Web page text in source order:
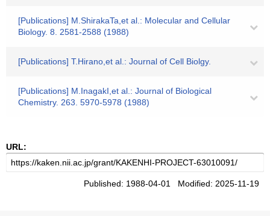
[Publications] M.ShirakaTa,et al.: Molecular and Cellular
Biology. 8. 2581-2588 (1988)
[Publications] T.Hirano,et al.: Journal of Cell Biolgy.
[Publications] M.InagakI,et al.: Journal of Biological
Chemistry. 263. 5970-5978 (1988)
URL:
Published: 1988-04-01 Modified: 2025-11-19